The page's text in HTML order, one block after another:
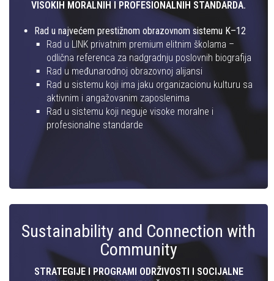
VISOKIH MORALNIH I PROFESIONALNIH STANDARDA.
Rad u najvećem prestižnom obrazovnom sistemu K–12
Rad u LINK privatnim premium elitnim školama –
odlična referenca za nadgradnju poslovnih biografija
Rad u međunarodnoj obrazovnoj alijansi
Rad u sistemu koji ima jaku organizacionu kulturu sa
aktivnim i angažovanim zaposlenima
Rad u sistemu koji neguje visoke moralne i
profesionalne standarde
Sustainability and Connection with
Community
STRATEGIJE I PROGRAMI ODRŽIVOSTI I SOCIJALNE